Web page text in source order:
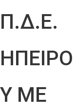
Π.Δ.Ε.
ΗΠΕΙΡΟ
Υ ΜΕ